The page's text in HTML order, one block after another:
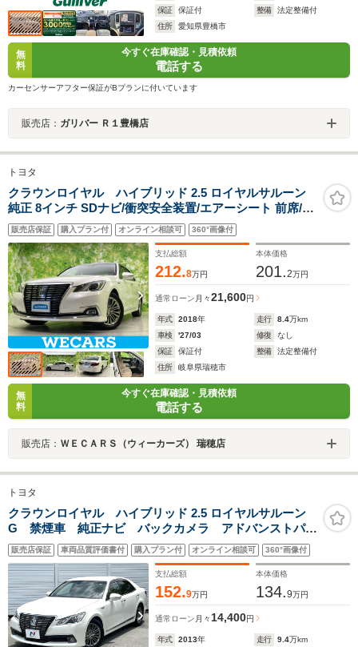
保証 保証付 整備
法定整備付
住所
愛知県豊橋市
無
料
今すぐ在庫確認・見積依頼
電話する
カーセンサーアフター保証がBプランに付いています
販売店： ガリバー Ｒ１豊橋店
トヨタ
クラウンロイヤル ハイブリッド 2.5 ロイヤルサルーン
純正 8インチ SDナビ/衝突安全装置/エアーシート 前席/車
線逸脱防止支援システム/ドライブレコーダー 360°/ヘッド
ランプ LED/ETC/横滑り防止装置/アイドリングストップ
販売店保証 購入プラン付 オンライン相談可 360°画像付
支払総額
212.8万円
本体価格
201.2万円
通常ローン 月々21,600円
年式 2018年 走行 8.4万km
車検
'27/03 修復
なし
保証
保証付 整備
法定整備付
住所
岐阜県瑞穂市
無
料
今すぐ在庫確認・見積依頼
電話する
販売店： ＷＥＣＡＲＳ（ウィーカーズ） 瑞穂店
トヨタ
クラウンロイヤル ハイブリッド 2.5 ロイヤルサルーン
G 禁煙車 純正ナビ バックカメラ アドバンストパッ
ケージ ベージュ革 メモリー付パワーシート シート
ベンチレーション レーダークルーズ HIDヘッド 純正
OP17インチAW 革巻きステアリング ETC
販売店保証 車両品質評価書付 購入プラン付 オンライン相談可 360°画像付
支払総額
152.9万円
本体価格
134.9万円
通常ローン 月々14,400円
年式 2013年 走行 9.4万km